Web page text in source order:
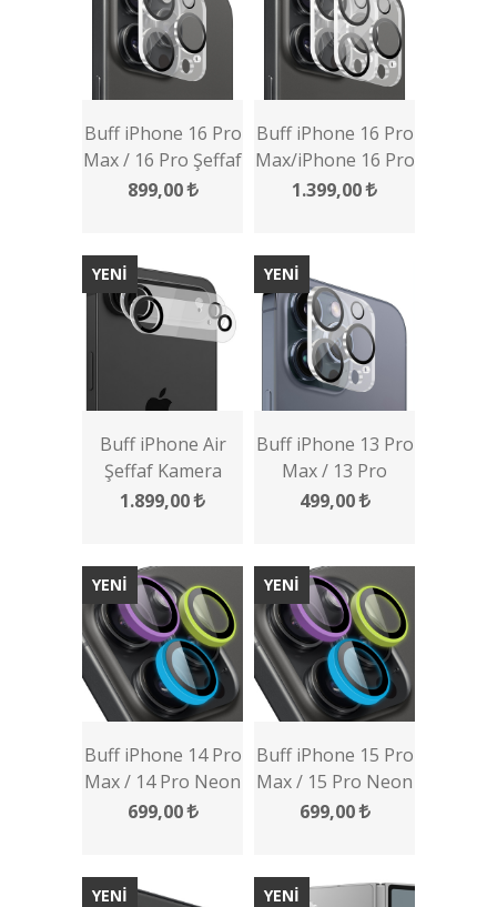
Buff iPhone 16 Pro
Max / 16 Pro Şeffaf
Kamera Lens
899,00
Buff iPhone 16 Pro
Max/iPhone 16 Pro
Şeffaf Lens
1.399,00
YENİ
Buff iPhone Air
Şeffaf Kamera
Lens Koruyucu 2
1.899,00
YENİ
Buff iPhone 13 Pro
Max / 13 Pro
Kamera Lens
499,00
YENİ
Buff iPhone 14 Pro
Max / 14 Pro Neon
Metal Lens
699,00
YENİ
Buff iPhone 15 Pro
Max / 15 Pro Neon
Metal Lens
699,00
YENİ YENİ